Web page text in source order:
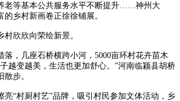
老等基本公共服务水平不断提升……神州大
乡村新画卷正徐徐铺展。
欣欣向荣绘新景。
，几座石桥横跨小河，5000亩环村花卉苗木
越变越美，生活也更加舒心。”河南临颍县胡桥
步。
“村厨村艺”品牌，吸引村民参加文体活动，乡